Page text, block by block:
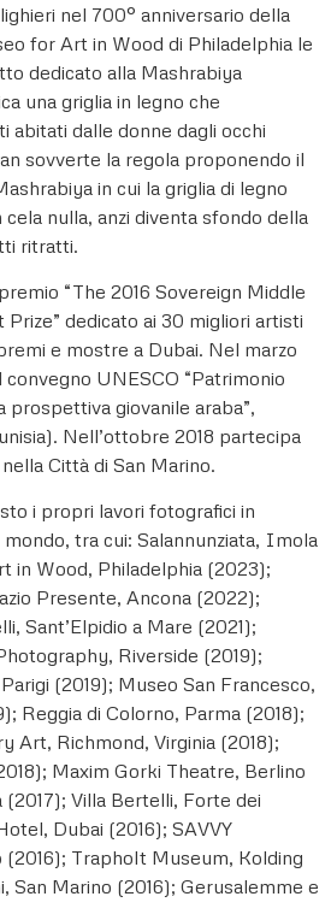
nel 700° anniversario della
for Art in Wood di Philadelphia le
dedicato alla Mashrabiya
una griglia in legno che
abitati dalle donne dagli occhi
sovverte la regola proponendo il
in cui la griglia di legno
nulla, anzi diventa sfondo della
ritratti.
“The 2016 Sovereign Middle
dedicato ai 30 migliori artisti
e mostre a Dubai. Nel marzo
UNESCO “Patrimonio
giovanile araba”,
Nell’ottobre 2018 partecipa
Città di San Marino.
i propri lavori fotografici in
tra cui: Salannunziata, Imola
in Wood, Philadelphia (2023);
Presente, Ancona (2022);
Sant’Elpidio a Mare (2021);
Riverside (2019);
(2019); Museo San Francesco,
Reggia di Colorno, Parma (2018);
Art, Richmond, Virginia (2018);
Maxim Gorki Theatre, Berlino
Villa Bertelli, Forte dei
Dubai (2016); SAVVY
Trapholt Museum, Kolding
San Marino (2016); Gerusalemme e